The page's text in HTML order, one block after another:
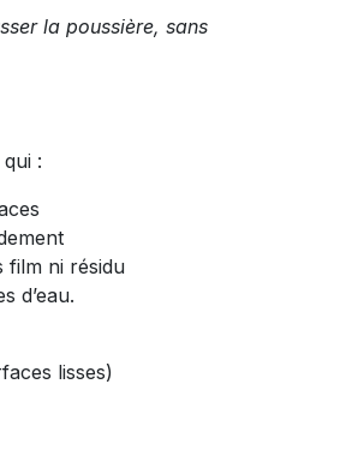
la poussière, sans
:
film ni résidu
d’eau.
lisses)